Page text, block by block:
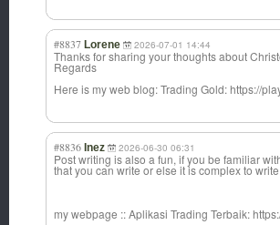
#8837 Lorene 2026-07-01 14:44
Thanks for sharing your thoughts about
Regards
Here is my web blog: Trading Gold: https://
#8836 Inez 2026-06-30 06:31
Post writing is also a fun, if you be familiar
that you can write or else it is complex to write.
my webpage :: Aplikasi Trading Terbaik: